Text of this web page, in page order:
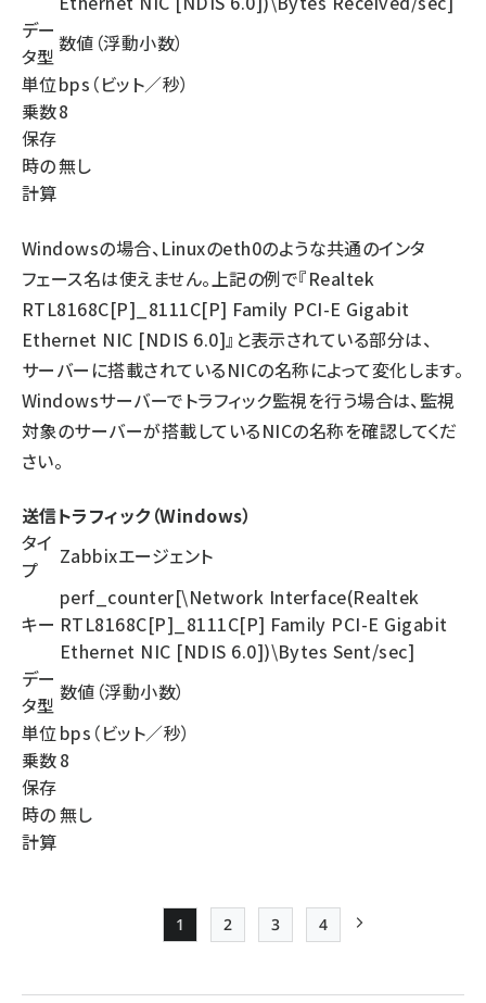
デー
タ型
数値（浮動小数）
単位bps（ビット／秒）
乗数8
保存
時の
計算
無し
Windowsの場合、Linuxのeth0のような共通のインタ
フェース名は使えません。上記の例で『Realtek
RTL8168C[P]_8111C[P] Family PCI-E Gigabit
Ethernet NIC [NDIS 6.0]』と表示されている部分は、
サーバーに搭載されているNICの名称によって変化します。
Windowsサーバーでトラフィック監視を行う場合は、監視
対象のサーバーが搭載しているNICの名称を確認してくだ
さい。
送信トラフィック（Windows）
タイ
プ
Zabbixエージェント
キー
perf_counter[\Network Interface(Realtek
RTL8168C[P]_8111C[P] Family PCI-E Gigabit
Ethernet NIC [NDIS 6.0])\Bytes Sent/sec]
デー
タ型
数値（浮動小数）
単位 bps（ビット／秒）
乗数8
保存
時の
計算
無し
Page
1
Page
2
Page
3
Page
4